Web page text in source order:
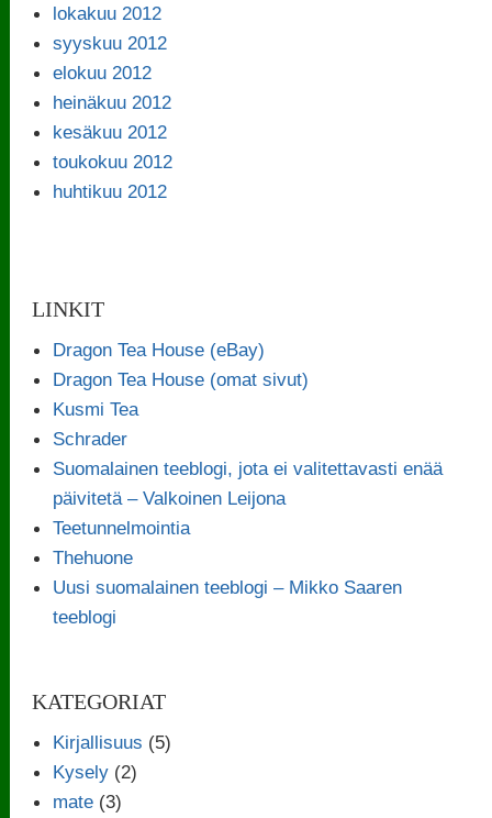
lokakuu 2012
syyskuu 2012
elokuu 2012
heinäkuu 2012
kesäkuu 2012
toukokuu 2012
huhtikuu 2012
LINKIT
Dragon Tea House (eBay)
Dragon Tea House (omat sivut)
Kusmi Tea
Schrader
Suomalainen teeblogi, jota ei valitettavasti enää
päivitetä – Valkoinen Leijona
Teetunnelmointia
Thehuone
Uusi suomalainen teeblogi – Mikko Saaren
teeblogi
KATEGORIAT
Kirjallisuus (5)
Kysely (2)
mate (3)